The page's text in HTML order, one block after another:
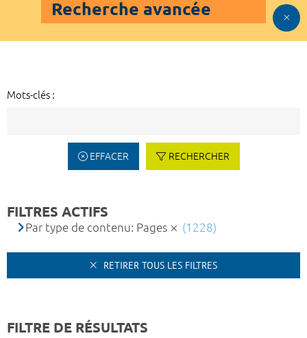
Recherche avancée
Mots-clés :
EFFACER RECHERCHER
FILTRES ACTIFS
Par type de contenu: Pages (1228)
RETIRER TOUS LES FILTRES
FILTRE DE RÉSULTATS